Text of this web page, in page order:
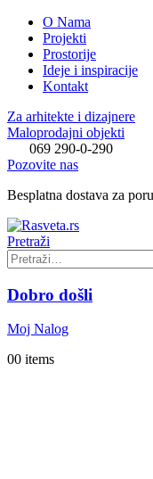
O Nama
Projekti
Prostorije
Ideje i inspiracije
Kontakt
Za arhitekte i dizajnere
Maloprodajni objekti
069 290-0-290
Pozovite nas
Besplatna dostava za
Pretraži
Dobro došli
Moj Nalog
00 items